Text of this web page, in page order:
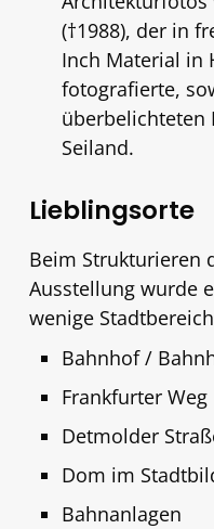
(†1988), der in
Inch Material in
fotografierte,
überbelichteten
Seiland.
Lieblingsorte
Beim Strukturieren
Ausstellung wurde
wenige
Bahnhof /
Frankfurter Weg
Detmolder
Dom im
Bahnanlagen